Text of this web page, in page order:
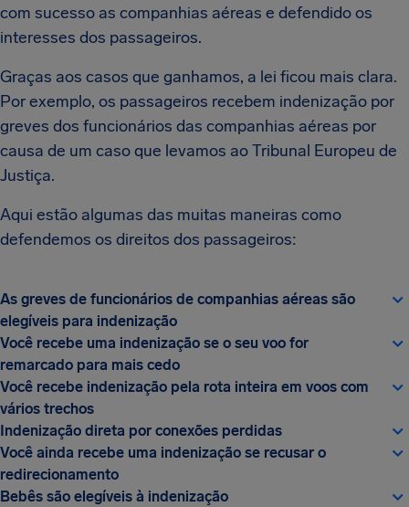
com sucesso as companhias aéreas e defendido os
interesses dos passageiros.
Graças aos casos que ganhamos, a lei ficou mais clara.
Por exemplo, os passageiros recebem indenização por
greves dos funcionários das companhias aéreas por
causa de um caso que levamos ao Tribunal Europeu de
Justiça.
Aqui estão algumas das muitas maneiras como
defendemos os direitos dos passageiros:
As greves de funcionários de companhias aéreas são
elegíveis para indenização
Você recebe uma indenização se o seu voo for
remarcado para mais cedo
Você recebe indenização pela rota inteira em voos com
vários trechos
Indenização direta por conexões perdidas
Você ainda recebe uma indenização se recusar o
redirecionamento
Bebês são elegíveis à indenização